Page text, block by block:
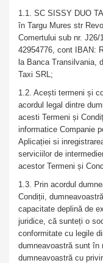
1.1. SC SISSY DUO
în Targu Mures str
Comertului sub nr. J26/
42954776, cont IBAN:
la Banca Transilvania,
Taxi SRL;
1.2. Acești termeni și
acordul legal dintre
acesti Termeni și
informatice Companie
Aplicației si
serviciilor de
acestor Termeni și
1.3. Prin acordul
Condiții,
capacitate deplină de
juridice, că sunteți o
conformitate cu legile
dumneavoastră sunt în
dumneavoastră cu